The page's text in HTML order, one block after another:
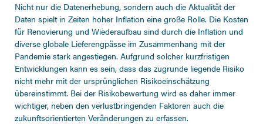
Nicht nur die Datenerhebung, sondern auch die Aktualität der
Daten spielt in Zeiten hoher Inflation eine große Rolle. Die Kosten
für Renovierung und Wiederaufbau sind durch die Inflation und
diverse globale Lieferengpässe im Zusammenhang mit der
Pandemie stark angestiegen. Aufgrund solcher kurzfristigen
Entwicklungen kann es sein, dass das zugrunde liegende Risiko
nicht mehr mit der ursprünglichen Risikoeinschätzung
übereinstimmt. Bei der Risikobewertung wird es daher immer
wichtiger, neben den verlustbringenden Faktoren auch die
zukunftsorientierten Veränderungen zu erfassen.